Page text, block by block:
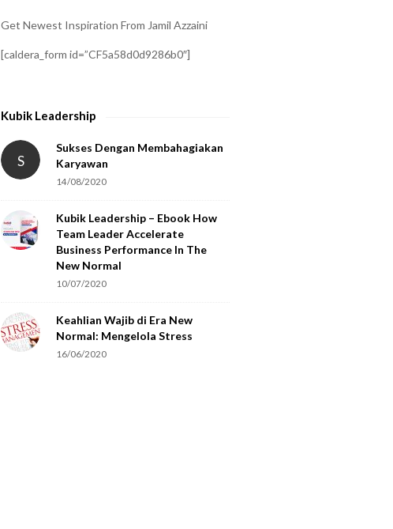
Get Newest Inspiration From Jamil Azzaini
[caldera_form id=”CF5a58d0d9286b0″]
Kubik Leadership
S
Sukses Dengan Membahagiakan
Karyawan
14/08/2020
Kubik Leadership – Ebook How
Team Leader Accelerate
Business Performance In The
New Normal
10/07/2020
Keahlian Wajib di Era New
Normal: Mengelola Stress
16/06/2020